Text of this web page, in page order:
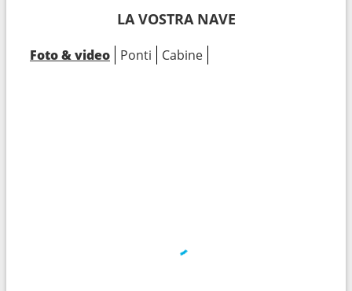
LA VOSTRA NAVE
Foto & video Ponti Cabine